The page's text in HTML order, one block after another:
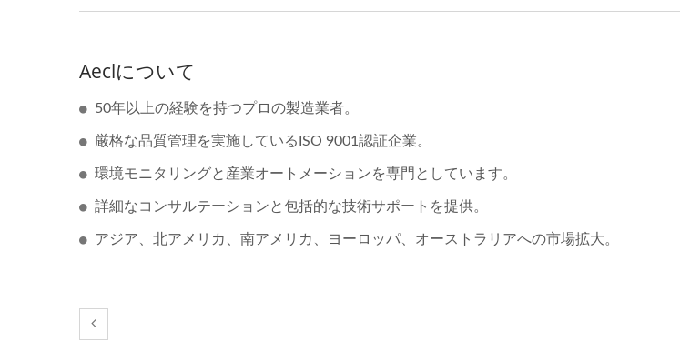
Aeclについて
50年以上の経験を持つプロの製造業者。
厳格な品質管理を実施しているISO 9001認証企業。
環境モニタリングと産業オートメーションを専門としています。
詳細なコンサルテーションと包括的な技術サポートを提供。
アジア、北アメリカ、南アメリカ、ヨーロッパ、オーストラリアへの市場拡大。